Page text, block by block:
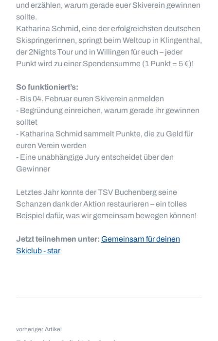
und erzählen, warum gerade euer Skiverein gewinnen
sollte.
Katharina Schmid, eine der erfolgreichsten deutschen
Skispringerinnen, springt beim Weltcup in Klingenthal,
der 2Nights Tour und in Willingen für euch – jeder
Punkt wird zu einer Spendensumme (1 Punkt = 5 €)!
So funktioniert’s:
- Bis 04. Februar euren Skiverein anmelden
- Begründung einreichen, warum gerade ihr gewinnen
solltet
- Katharina Schmid sammelt Punkte, die zu Geld für
euren Verein werden
- Eine unabhängige Jury entscheidet über den
Gewinner
Letztes Jahr konnte der TSV Buchenberg seine
Schanzen dank der Aktion restaurieren – ein tolles
Beispiel dafür, was wir gemeinsam bewegen können!
Jetzt teilnehmen unter: Gemeinsam für deinen
Skiclub - star
vorheriger Artikel